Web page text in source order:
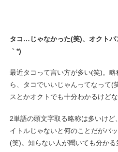
タコ…じゃなかった(笑)、オクトパ
｀*)
最近タコって言い方が多い(笑)。
ら、タコでいいじゃんってなって(
スとかオクトでも十分わかるけどな
2単語の頭文字取る略称は多いけど
イトルじゃないと何のことだがパ
(笑)。知らない人が聞いても分かる